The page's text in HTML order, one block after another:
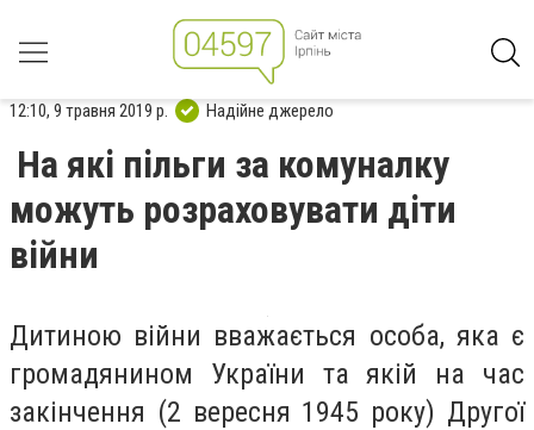
12:10, 9 травня 2019 р. Надійне джерело
На які пільги за комуналку
можуть розраховувати діти
війни
Дитиною війни вважається особа, яка є
громадянином України та якій на час
закінчення (2 вересня 1945 року) Другої